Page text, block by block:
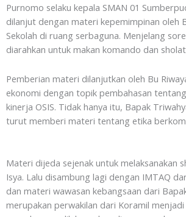
Purnomo selaku kepala SMAN 01
dilanjut dengan materi kepemimpinan oleh
Sekolah di ruang serbaguna. Menjelang
diarahkan untuk makan komando dan
Pemberian materi dilanjutkan oleh Bu
ekonomi dengan topik pembahasan
kinerja OSIS. Tidak hanya itu, Bapak
turut memberi materi tentang etika
Materi dijeda sejenak untuk melaksanakan
Isya. Lalu disambung lagi dengan IMTAQ
dan materi wawasan kebangsaan dari
merupakan perwakilan dari Koramil